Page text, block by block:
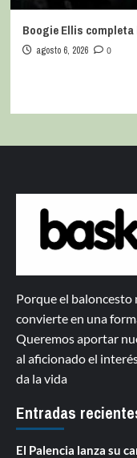
Boogie Ellis
agosto 6, 2026 0
Porque el baloncesto
convierte en una
Queremos aportar
al aficionado el
da la vida
Entradas
El Palencia lanza su